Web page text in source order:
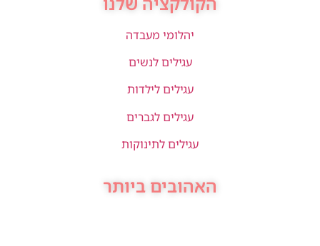
יהלומי מעבדה
עגילים לנשים
עגילים לילדות
עגילים לגברים
עגילים לתינוקות
האהובים ביותר